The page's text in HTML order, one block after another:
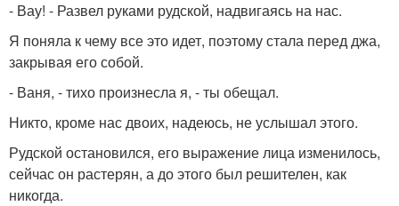
- Вау! - Развел руками рудской, надвигаясь на нас.
Я поняла к чему все это идет, поэтому стала перед джа,
закрывая его собой.
- Ваня, - тихо произнесла я, - ты обещал.
Никто, кроме нас двоих, надеюсь, не услышал этого.
Рудской остановился, его выражение лица изменилось,
сейчас он растерян, а до этого был решителен, как
никогда.